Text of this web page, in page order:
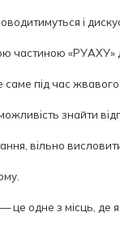
і
частиною «РУАХУ»
саме під час
знайти
вільно
це одне з місць, де